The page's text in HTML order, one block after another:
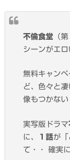
不倫食堂 （第
シーンがエロ
無料キャン
ど、色々と
像もつかない
実写版ドラマ
に、
１話が
て・・ 確実